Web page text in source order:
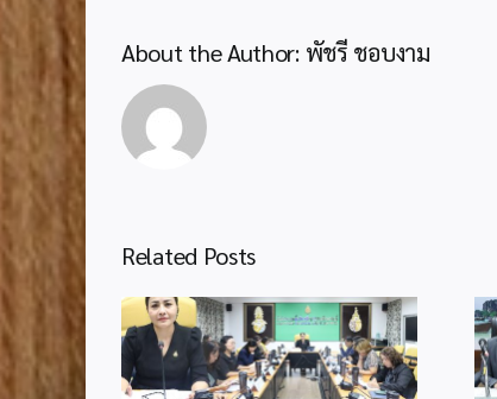
About the Author: พัชรี ชอบงาม
Related Posts